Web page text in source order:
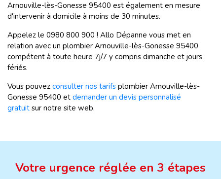
Arnouville-lès-Gonesse 95400 est également en mesure
d'intervenir à domicile à moins de 30 minutes.
Appelez le 0980 800 900 ! Allo Dépanne vous met en
relation avec un plombier Arnouville-lès-Gonesse 95400
compétent à toute heure 7j/7 y compris dimanche et jours
fériés.
Vous pouvez consulter nos tarifs plombier Arnouville-lès-
Gonesse 95400 et demander un devis personnalisé
gratuit sur notre site web.
Votre urgence réglée en 3 étapes